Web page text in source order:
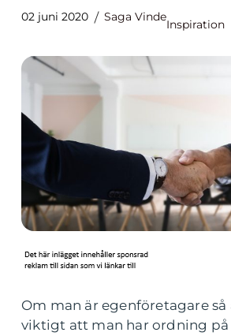
02 juni 2020 Saga Vinde
Inspiration
Om man är egenföretagare
viktigt att man har ordning på